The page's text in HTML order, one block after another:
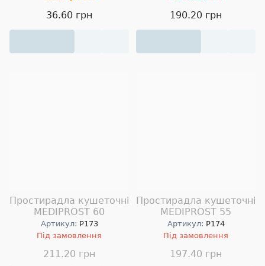
36.60 грн 190.20 грн
Простирадла кушеточні
MEDIPROST 60
Артикул: P173
Під замовлення
211.20 грн
Простирадла кушеточні
MEDIPROST 55
Артикул: P174
Під замовлення
197.40 грн